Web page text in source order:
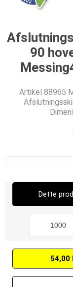
90
Artikel 88965
Dette
54,00